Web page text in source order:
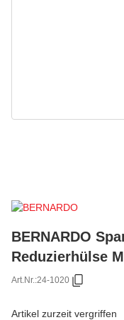
BERNARDO
Reduzierhülse
Art.Nr.:24-1020
Artikel zurzeit vergriffen